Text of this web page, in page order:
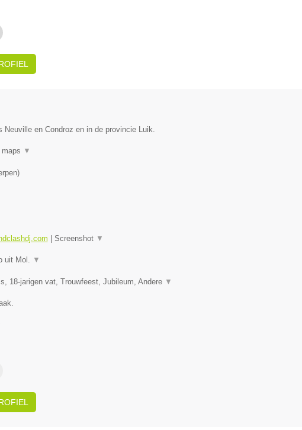
Neuville en Condroz en in de provincie Luik.
▼
)
Screenshot ▼
uit Mol. ▼
18-jarigen vat, Trouwfeest, Jubileum, Andere ▼